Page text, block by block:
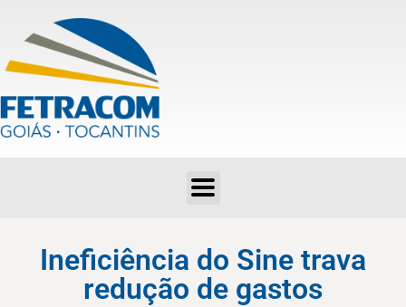
Ineficiência do Sine trava
redução de gastos